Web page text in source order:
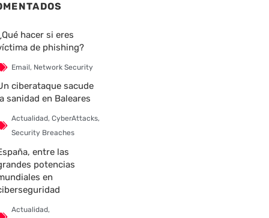
hacer si eres
de phishing?
Email, Network Security
ciberataque sacude
sanidad en Baleares
Actualidad, CyberAttacks,
Security Breaches
entre las
potencias
en
Actualidad,